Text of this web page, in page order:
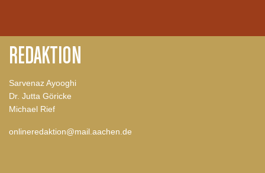
REDAKTION
Sarvenaz Ayooghi
Dr. Jutta Göricke
Michael Rief
onlineredaktion@mail.aachen.de